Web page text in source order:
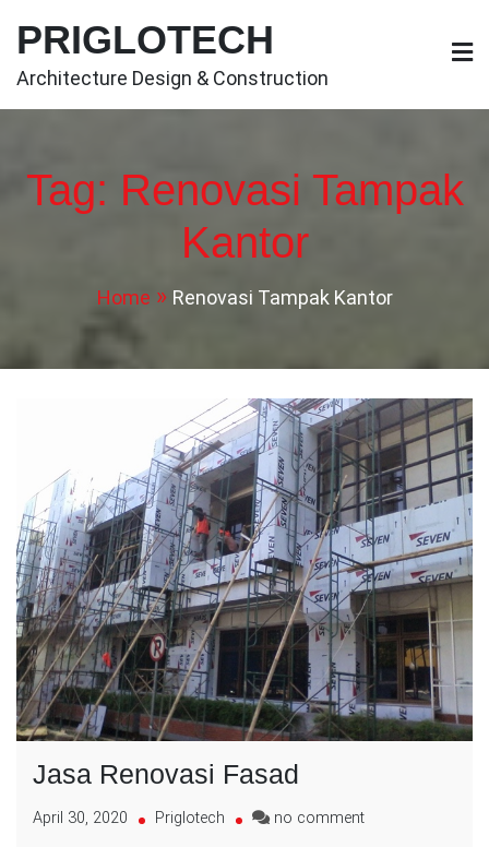
content
PRIGLOTECH
Architecture Design & Construction
Tag: Renovasi Tampak
Kantor
Home Renovasi Tampak Kantor
Jasa Renovasi Fasad
April 30, 2020 Priglotech no commenton